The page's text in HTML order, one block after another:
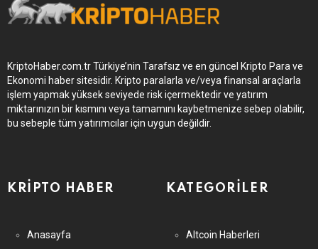
KriptoHaber.com.tr Türkiye’nin Tarafsız ve en güncel Kripto Para ve
Ekonomi haber sitesidir. Kripto paralarla ve/veya finansal araçlarla
işlem yapmak yüksek seviyede risk içermektedir ve yatırım
miktarınızın bir kısmını veya tamamını kaybetmenize sebep olabilir,
bu sebeple tüm yatırımcılar için uygun değildir.
KRIPTO HABER
Anasayfa
KATEGORILER
Altcoin Haberleri